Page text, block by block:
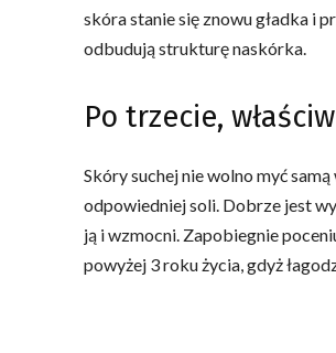
skóra stanie się znowu gładka i
odbudują strukturę naskórka.
Po trzecie,
Skóry suchej nie wolno myć
odpowiedniej soli. Dobrze jest
ją i wzmocni. Zapobiegnie
powyżej 3 roku życia, gdyż